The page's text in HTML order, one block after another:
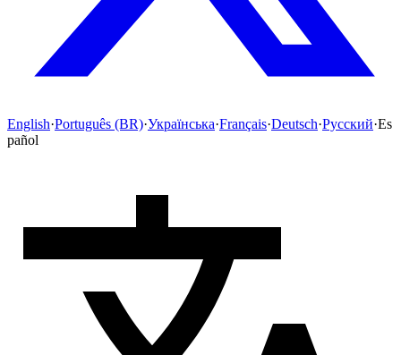
English·Português (BR)·Українська·Français·Deutsch·Русский·Es
pañol